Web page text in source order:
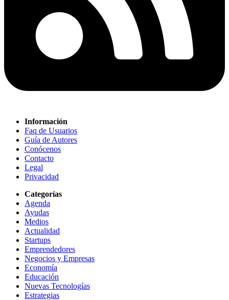
Información
Faq de Usuarios
Guía de Autores
Conócenos
Contacto
Legal
Privacidad
Categorías
Agenda
Ayudas
Medios
Actualidad
Startups
Emprendedores
Negocios y Empresas
Economía
Educación
Nuevas Tecnologías
Estrategias